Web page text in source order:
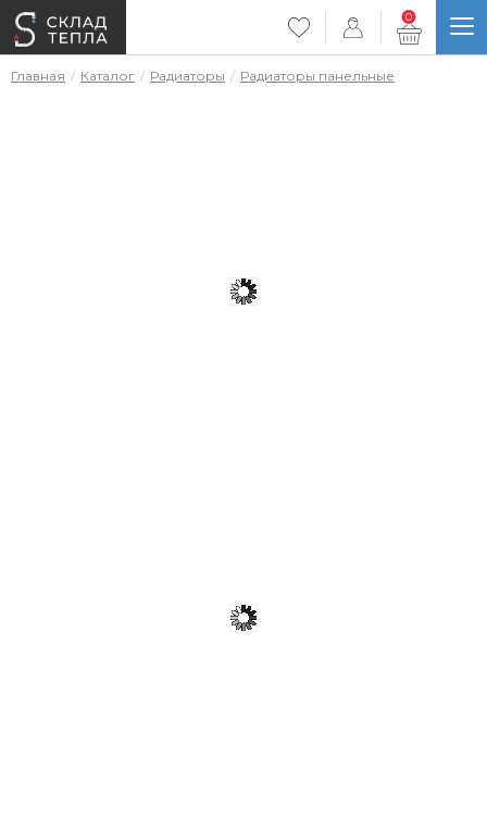
0
Главная Каталог Радиаторы Радиаторы панельные